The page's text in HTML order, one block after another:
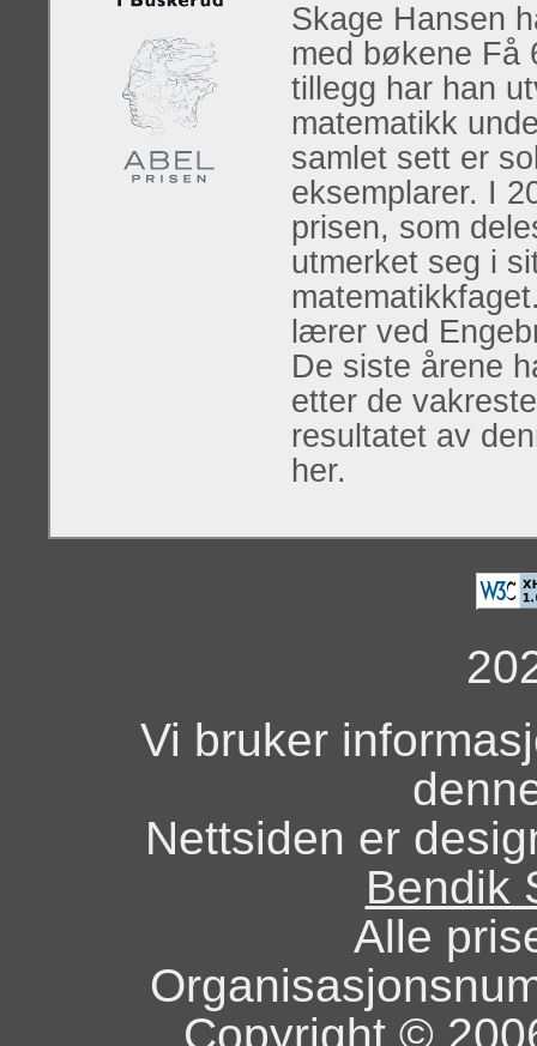
Skage Hansen
med bøkene Få
tillegg har han
matematikk
samlet sett er
eksemplarer. I
prisen, som
utmerket seg i
lærer ved
De siste årene
etter de
resultatet av
her.
Vi bruker
Nettsiden er
Bendik
Alle
Copyright ©